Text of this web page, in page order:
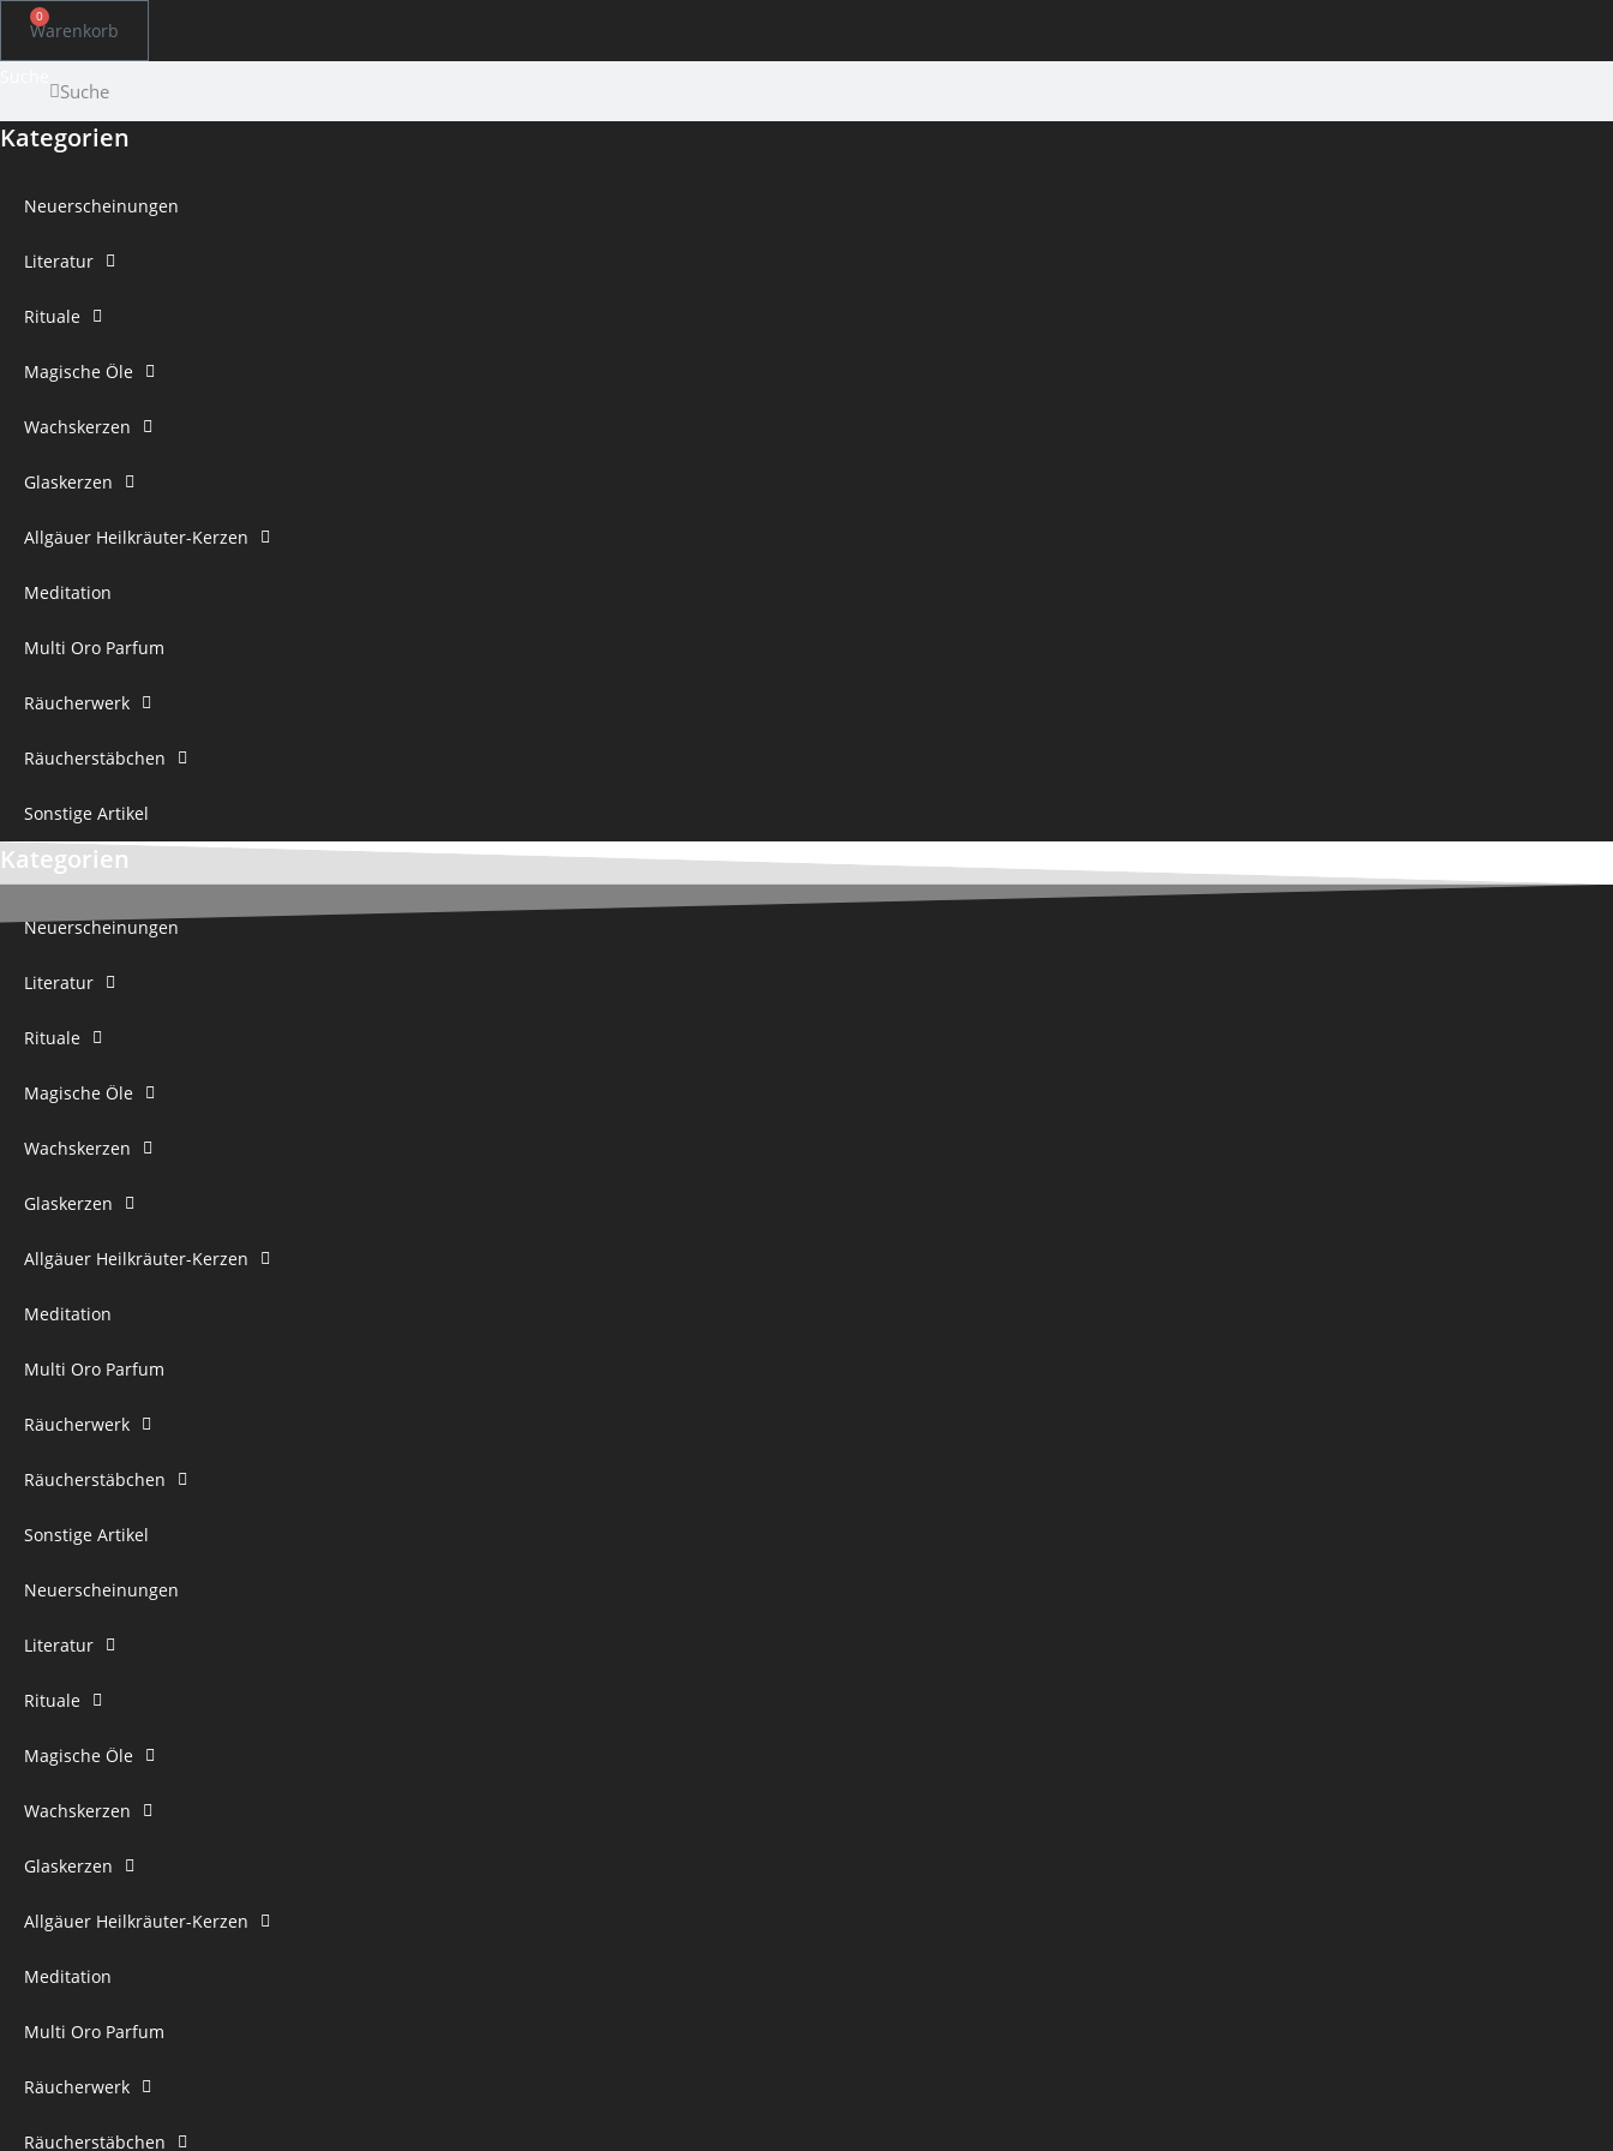
0
Warenkorb
Suche
Kategorien
Neuerscheinungen
Literatur
Rituale
Magische Öle
Wachskerzen
Glaskerzen
Allgäuer Heilkräuter-Kerzen
Meditation
Multi Oro Parfum
Räucherwerk
Räucherstäbchen
Sonstige Artikel
Kategorien
Neuerscheinungen
Literatur
Rituale
Magische Öle
Wachskerzen
Glaskerzen
Allgäuer Heilkräuter-Kerzen
Meditation
Multi Oro Parfum
Räucherwerk
Räucherstäbchen
Sonstige Artikel
Neuerscheinungen
Literatur
Rituale
Magische Öle
Wachskerzen
Glaskerzen
Allgäuer Heilkräuter-Kerzen
Meditation
Multi Oro Parfum
Räucherwerk
Räucherstäbchen